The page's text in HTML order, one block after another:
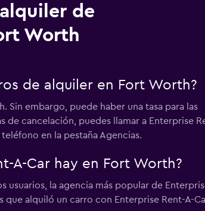
de
Worth
de alquiler en Fort Worth?
Sin embargo, puede haber una tasa para las
de cancelación, puedes llamar a Enterprise
en la pestaña Agencias.
A-Car hay en Fort Worth?
usuarios, la agencia más popular de
que alquiló un carro con Enterprise Rent-A-